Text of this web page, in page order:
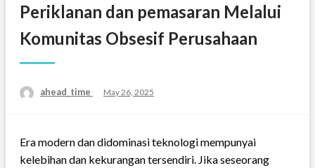
Periklanan dan pemasaran Melalui
Komunitas Obsesif Perusahaan
ahead_time
Posted
May 26, 2025
Era modern dan didominasi teknologi mempunyai
kelebihan dan kekurangan tersendiri. Jika seseorang